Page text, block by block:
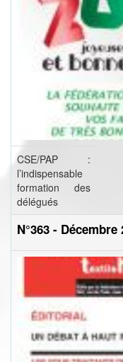
CSE/PAP :
l’indispensable
formation des
délégués
N°363 - Décembre